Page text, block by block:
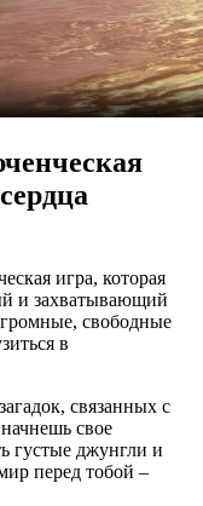
игра, которая
и захватывающий
свободные
в
связанных с
свое
густые джунгли и
перед тобой –